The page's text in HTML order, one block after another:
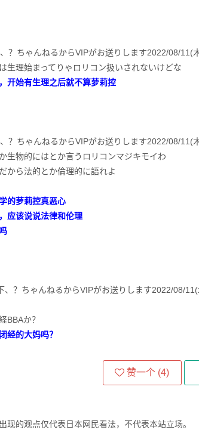
？ちゃんねるからVIPがお送りします2022/08/11(
生理始まってりゃロリコン扱いされないけどな
开始有生理之后就不算萝莉控
？ちゃんねるからVIPがお送りします2022/08/11(
生物的にはとか言うロリコンマジキモイわ
から法的とか倫理的に語れよ
的萝莉控真恶心
应该说说法律和伦理
、？ちゃんねるからVIPがお送りします2022/08/
BBAか？
经的大妈吗？
赞一个 (4)
现的观点仅代表日本网民看法，不代表本站立场。